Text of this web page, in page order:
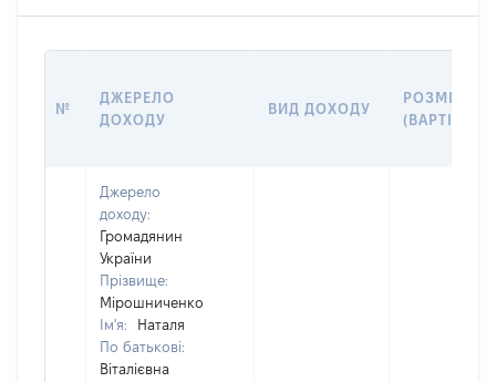
№
ДЖЕРЕЛО
ДОХОДУ
ВИД ДОХОДУ
РОЗМІР
(ВАРТІСТЬ)
Джерело
доходу:
Громадянин
України
Прізвище:
Мірошниченко
Ім'я:
Наталя
По батькові:
Віталієвна